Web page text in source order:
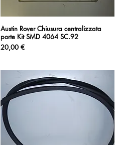
Vista rapida
Austin Rover Chiusura centralizzata
porte Kit SMD 4064 SC.92
Prezzo
20,00 €